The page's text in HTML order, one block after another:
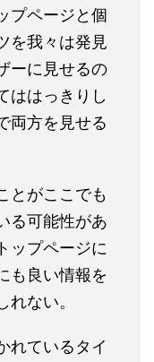
プページと個
を我々は発見
ーに見せるの
ははっきりし
両方を見せる
とがここでも
る可能性があ
ップページに
も良い情報を
ない。
れているタイ